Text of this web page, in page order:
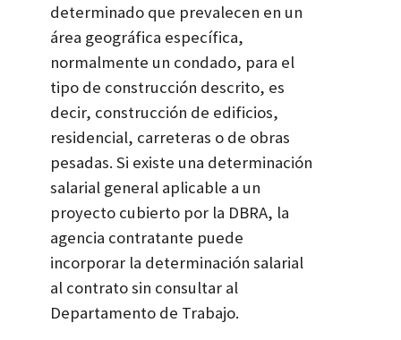
determinado que prevalecen en un
área geográfica específica,
normalmente un condado, para el
tipo de construcción descrito, es
decir, construcción de edificios,
residencial, carreteras o de obras
pesadas. Si existe una determinación
salarial general aplicable a un
proyecto cubierto por la DBRA, la
agencia contratante puede
incorporar la determinación salarial
al contrato sin consultar al
Departamento de Trabajo.